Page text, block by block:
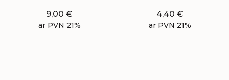
9,00 €
ar PVN 21%
4,40 €
ar PVN 21%